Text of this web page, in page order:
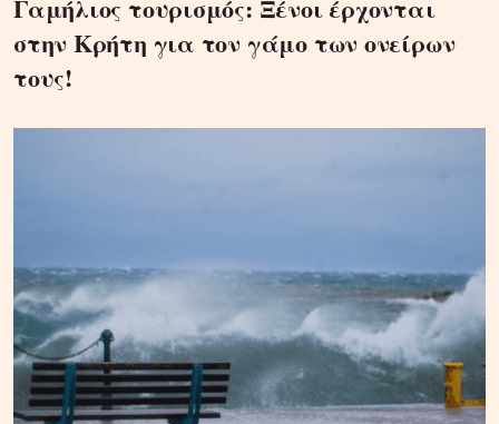
Γαμήλιος τουρισμός: Ξένοι έρχονται
στην Κρήτη για τον γάμο των ονείρων
τους!